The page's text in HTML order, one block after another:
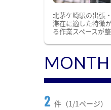
北茅ケ崎駅の出張
滞在に適した特徴
る作業スペースが
2 件（1/1ページ）